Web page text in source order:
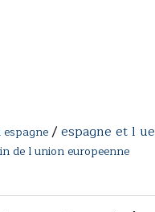
espagne/espagne et l ue
de l union europeenne